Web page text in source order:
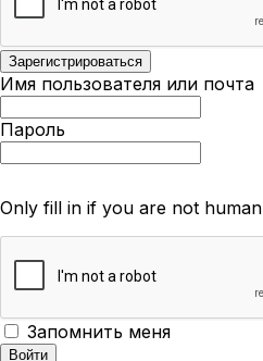
Имя пользователя или почта
Пароль
Only fill in if you are not human
Запомнить меня